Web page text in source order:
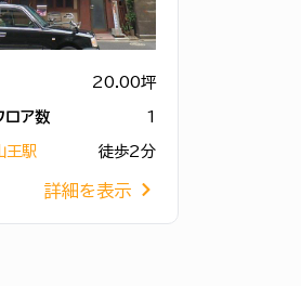
20.00坪
ロア数 1
王駅 徒歩2分
詳細を表示